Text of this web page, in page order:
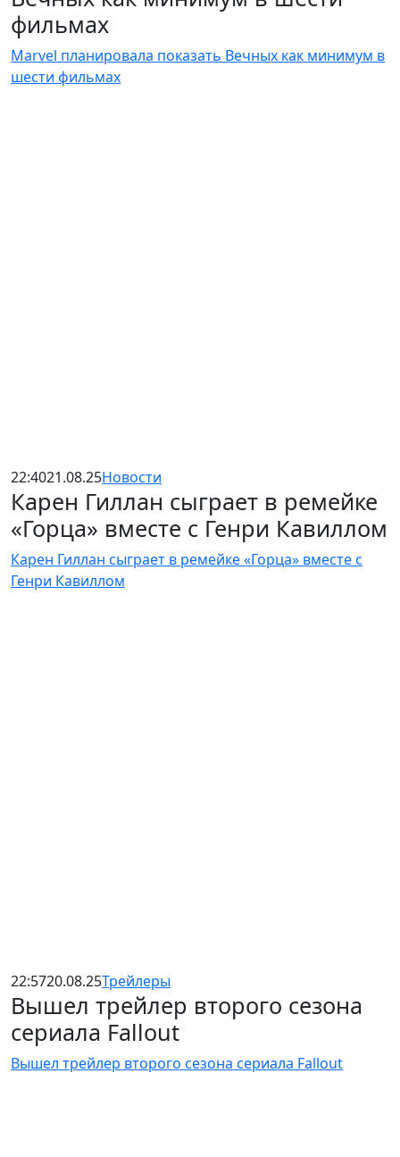
фильмах
Marvel планировала показать Вечных как минимум в
шести фильмах
22:4021.08.25Новости
Карен Гиллан сыграет в ремейке
«Горца» вместе с Генри Кавиллом
Карен Гиллан сыграет в ремейке «Горца» вместе с
Генри Кавиллом
22:5720.08.25Трейлеры
Вышел трейлер второго сезона
сериала Fallout
Вышел трейлер второго сезона сериала Fallout